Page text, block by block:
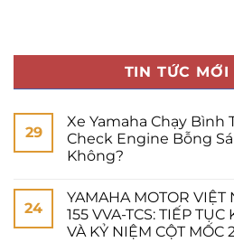
TIN TỨC MỚI
29
Xe Yamaha Chạy
Check Engine Bỗng
Không?
24
YAMAHA MOTOR VIỆT
155 VVA-TCS: TIẾP
VÀ KỶ NIỆM CỘT MỐC